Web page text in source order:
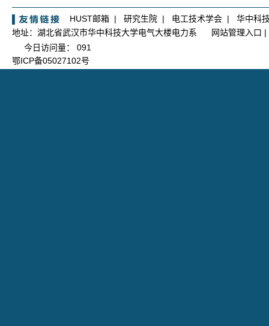
HUST邮箱 | 研究生院 | 电工技术学会 | 华中科
地址：湖北省武汉市华中科技大学电气大楼电力系
网站管理入口 |
今日访问量： 091
鄂ICP备05027102号